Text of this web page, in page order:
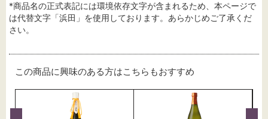
*商品名の正式表記には環境依存文字が含まれるため、本ページで
は代替文字「浜田」を使用しております。あらかじめご了承くだ
さい。
この商品に興味のある方はこちらもおすすめ